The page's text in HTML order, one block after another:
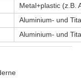
Metal+plastic (z.B.
Aluminium- und
Aluminium- und